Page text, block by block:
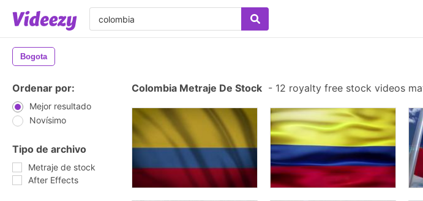
Bogota
Ordenar por:
Mejor resultado
Novísimo
Tipo de archivo
Metraje de stock
After Effects
Colombia Metraje De Stock - 12 royalty free stock videos